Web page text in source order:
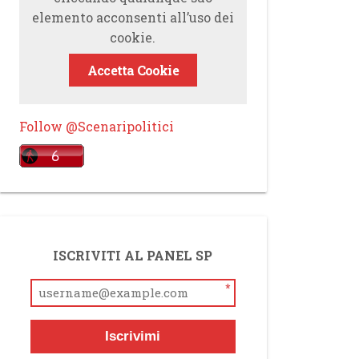
elemento acconsenti all’uso dei
cookie.
Accetta Cookie
Follow @Scenaripolitici
ISCRIVITI AL PANEL SP
*
Iscrivimi